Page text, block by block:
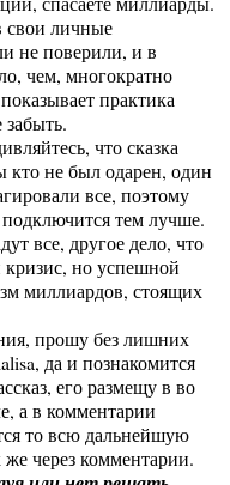
свои личные
не поверили, и в
чем, многократно
практика
что сказка
кто не был одарен, один
все, поэтому
тем лучше.
все, другое дело, что
но успешной
миллиардов, стоящих
прошу без лишних
да и познакомится
его размещу в во
а в комментарии
то всю дальнейшую
через комментарии.